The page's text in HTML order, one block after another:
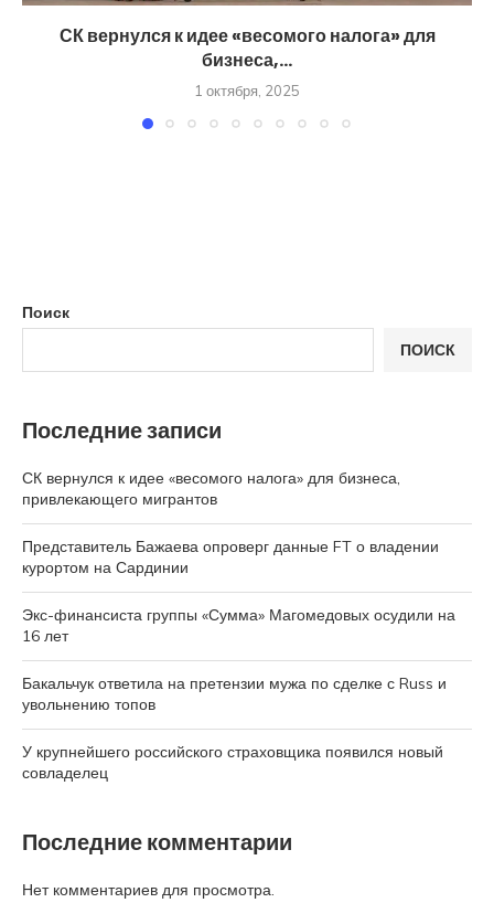
СК вернулся к идее «весомого налога» для
бизнеса,...
1 октября, 2025
Поиск
ПОИСК
Последние записи
СК вернулся к идее «весомого налога» для бизнеса,
привлекающего мигрантов
Представитель Бажаева опроверг данные FT о владении
курортом на Сардинии
Экс-финансиста группы «Сумма» Магомедовых осудили на
16 лет
Бакальчук ответила на претензии мужа по сделке с Russ и
увольнению топов
У крупнейшего российского страховщика появился новый
совладелец
Последние комментарии
Нет комментариев для просмотра.